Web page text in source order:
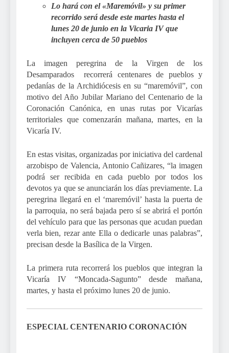
Lo hará con el «Maremóvil» y su primer
recorrido será desde este martes hasta el
lunes 20 de junio en la Vicaria IV que
incluyen cerca de 50 pueblos
La imagen peregrina de la Virgen de los
Desamparados recorrerá centenares de pueblos y
pedanías de la Archidiócesis en su “maremóvil”, con
motivo del Año Jubilar Mariano del Centenario de la
Coronación Canónica, en unas rutas por Vicarías
territoriales que comenzarán mañana, martes, en la
Vicaría IV.
En estas visitas, organizadas por iniciativa del cardenal
arzobispo de Valencia, Antonio Cañizares, “la imagen
podrá ser recibida en cada pueblo por todos los
devotos ya que se anunciarán los días previamente. La
peregrina llegará en el ‘maremóvil’ hasta la puerta de
la parroquia, no será bajada pero sí se abrirá el portón
del vehículo para que las personas que acudan puedan
verla bien, rezar ante Ella o dedicarle unas palabras”,
precisan desde la Basílica de la Virgen.
La primera ruta recorrerá los pueblos que integran la
Vicaría IV “Moncada-Sagunto” desde mañana,
martes, y hasta el próximo lunes 20 de junio.
ESPECIAL CENTENARIO CORONACIÓN